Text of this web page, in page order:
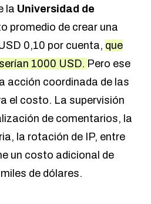
la Universidad de
promedio de crear una
0,10 por cuenta, que
1000 USD. Pero ese
acción coordinada de las
el costo. La supervisión
de comentarios, la
la rotación de IP, entre
un costo adicional de
de dólares.